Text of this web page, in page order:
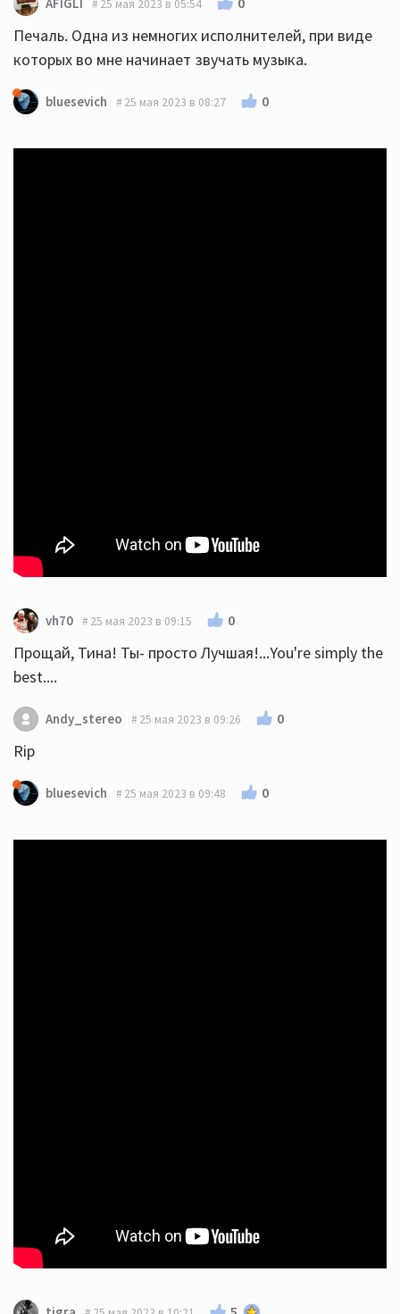
25 мая 2023 в 05:54
Печаль. Одна из немногих исполнителей, при виде
которых во мне начинает звучать музыка.
bluesevich 25 мая 2023 в 08:27 0
vh70 25 мая 2023 в 09:15 0
Прощай, Тина! Ты- просто Лучшая!...You're simply the
best....
Andy_stereo 25 мая 2023 в 09:26 0
Rip
bluesevich 25 мая 2023 в 09:48 0